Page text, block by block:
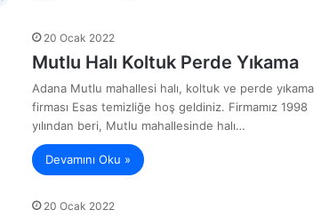
20 Ocak 2022
Mutlu Halı Koltuk Perde Yıkama
Adana Mutlu mahallesi halı, koltuk ve perde yıkama
firması Esas temizliğe hoş geldiniz. Firmamız 1998
yılından beri, Mutlu mahallesinde halı…
Devamını Oku »
20 Ocak 2022